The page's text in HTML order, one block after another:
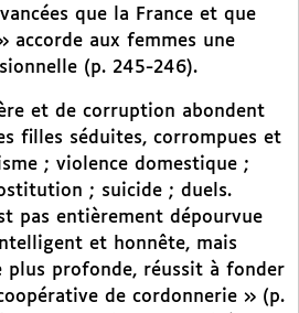
que la France et que
accorde aux femmes une
(p. 245-246).
et de corruption abondent
filles séduites, corrompues et
; violence domestique ;
; suicide ; duels.
pas entièrement dépourvue
et honnête, mais
plus profonde, réussit à fonder
de cordonnerie » (p.